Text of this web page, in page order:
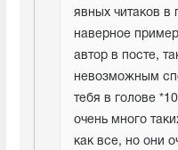
явных читаков в
наверное
автор в посте,
невозможным
тебя в голове
очень много
как все, но они